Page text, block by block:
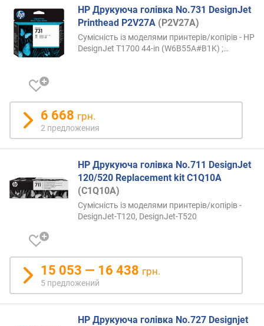
HP Друкуюча голівка No.731 DesignJet
Printhead P2V27A (P2V27A)
Сумісність із моделями принтерів/копірів - HP
DesignJet T1700 44-in (W6B55A#B1K) ;…
6 668 грн.
2 предложения
HP Друкуюча голівка No.711 DesignJet
120/520 Replacement kit C1Q10A
(C1Q10A)
Сумісність із моделями принтерів/копірів -
DesignJet-T120, DesignJet-T520
15 053 — 16 438 грн.
5 предложений
HP Друкуюча голівка No.727 Designjet